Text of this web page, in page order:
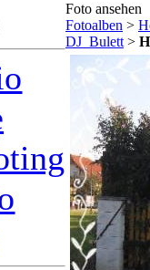
Foto ansehen
Fotoalben >
DJ_Bulett >